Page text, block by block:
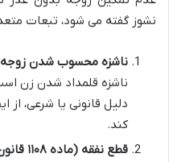
نشوز گفته می شود، تبعات
ناشزه محسوب شدن
ناشزه قلمداد شدن زن
دلیل قانونی یا شرعی،
کند.
قطع نفقه (ماده ۱۱۰۸ قانون مدنی):